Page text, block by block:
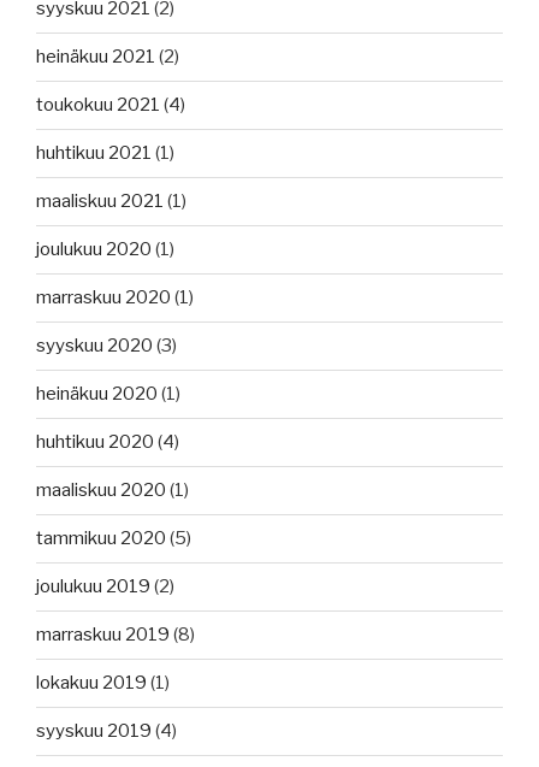
syyskuu 2021 (2)
heinäkuu 2021 (2)
toukokuu 2021 (4)
huhtikuu 2021 (1)
maaliskuu 2021 (1)
joulukuu 2020 (1)
marraskuu 2020 (1)
syyskuu 2020 (3)
heinäkuu 2020 (1)
huhtikuu 2020 (4)
maaliskuu 2020 (1)
tammikuu 2020 (5)
joulukuu 2019 (2)
marraskuu 2019 (8)
lokakuu 2019 (1)
syyskuu 2019 (4)